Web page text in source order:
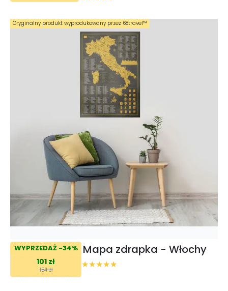
WYPRZEDAŻ -34%
101 zł
154 zł
Mapa zdrapka - Włochy
Oryginalny produkt wyprodukowany przez 68travel™️